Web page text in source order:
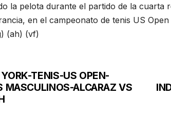
la pelota durante el partido de la cuarta
en el campeonato de tenis US
(ah) (vf)
TENIS-US OPEN-
MASCULINOS-ALCARAZ VS